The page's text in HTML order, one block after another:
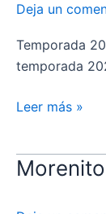
Deja un
Temporada
temporada
nuevo
apoderado
Leer más »
Morenito